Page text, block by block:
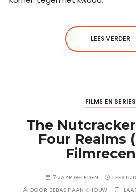
LEES VERDER
FILMS EN SERIES
The
Four Realms
7 JAAR GELEDEN
DOOR SEBASTIAAN KHOUW